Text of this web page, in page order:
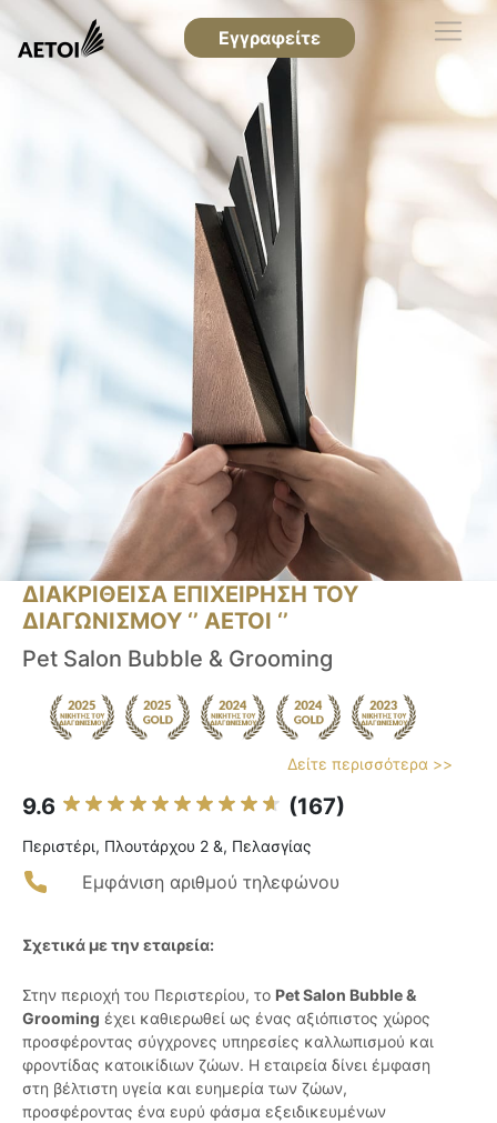
Εγγραφείτε
ΔΙΑΚΡΙΘΕΙΣΑ ΕΠΙΧΕΙΡΗΣΗ ΤΟΥ
ΔΙΑΓΩΝΙΣΜΟΥ ‘’ ΑΕΤΟΙ ‘’
Pet Salon Bubble & Grooming
Δείτε περισσότερα >>
9.6 (167)
Περιστέρι, Πλουτάρχου 2 &, Πελασγίας
Εμφάνιση αριθμού τηλεφώνου
Σχετικά με την εταιρεία:
Στην περιοχή του Περιστερίου, το Pet Salon Bubble &
Grooming έχει καθιερωθεί ως ένας αξιόπιστος χώρος
προσφέροντας σύγχρονες υπηρεσίες καλλωπισμού και
φροντίδας κατοικίδιων ζώων. Η εταιρεία δίνει έμφαση
στη βέλτιστη υγεία και ευημερία των ζώων,
προσφέροντας ένα ευρύ φάσμα εξειδικευμένων